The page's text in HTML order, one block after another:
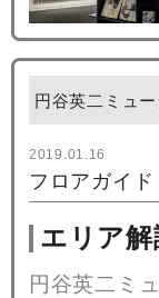
円谷英二ミュ
2019.01.16
フロアガイド
エリア解
円谷英二ミ